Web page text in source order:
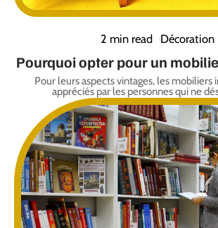
2 min read Décoration
Pourquoi opter pour un
Pour leurs aspects vintages, les mobiliers
appréciés par les personnes qui ne